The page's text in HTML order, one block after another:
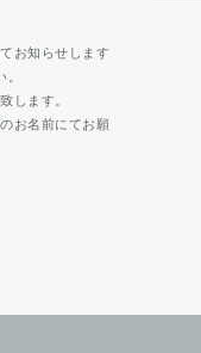
お知らせします
します。
お名前にてお願